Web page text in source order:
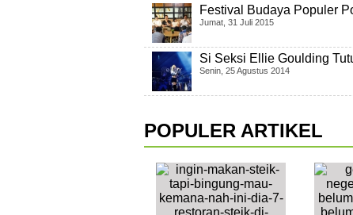
Festival Budaya Populer
Jumat, 31 Juli 2015
Si Seksi Ellie Goulding
Senin, 25 Agustus 2014
POPULER ARTIKEL